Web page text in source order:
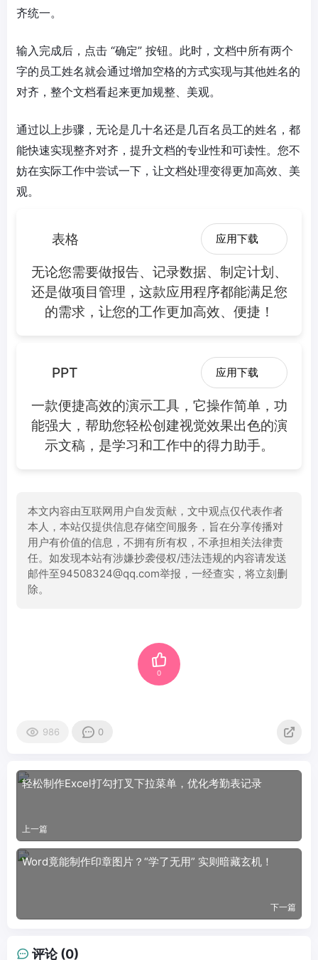
齐统一。
输入完成后，点击 “确定” 按钮。此时，文档中所有两个
字的员工姓名就会通过增加空格的方式实现与其他姓名的
对齐，整个文档看起来更加规整、美观。
通过以上步骤，无论是几十名还是几百名员工的姓名，都
能快速实现整齐对齐，提升文档的专业性和可读性。您不
妨在实际工作中尝试一下，让文档处理变得更加高效、美
观。
表格 应用下载
无论您需要做报告、记录数据、制定计划、
还是做项目管理，这款应用程序都能满足您
的需求，让您的工作更加高效、便捷！
PPT 应用下载
一款便捷高效的演示工具，它操作简单，功
能强大，帮助您轻松创建视觉效果出色的演
示文稿，是学习和工作中的得力助手。
本文内容由互联网用户自发贡献，文中观点仅代表作者
本人，本站仅提供信息存储空间服务，旨在分享传播对
用户有价值的信息，不拥有所有权，不承担相关法律责
任。如发现本站有涉嫌抄袭侵权/违法违规的内容请发送
邮件至94508324@qq.com举报，一经查实，将立刻删
除。
0
986 0
轻松制作Excel打勾打叉下拉菜单，优化考勤表记录
上一篇
Word竟能制作印章图片？“学了无用” 实则暗藏玄机！
下一篇
评论 (0)